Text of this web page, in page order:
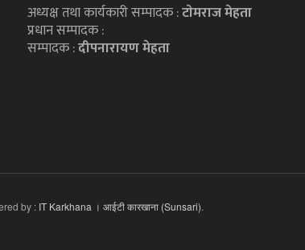
अध्यक्ष तथा कार्यकारी सम्पादक :टाेमराज मेहता
प्रधान सम्पादक :
सम्पादक :दीपनारायण मेहता
by : IT Karkhana । आईटी कारखाना (Sunsari).